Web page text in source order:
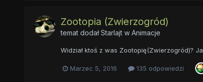
Zootopia (Zwierzogród)
temat dodałStarlajtw Animacje
Widział ktoś z was Zootopię(Zwierzogród)?
Marzec 5, 2016 135 odpowiedzi